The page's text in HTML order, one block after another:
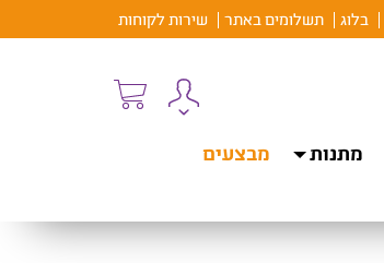
בלוג תשלומים באתר שירות לקוחות
מתנות
מבצעים